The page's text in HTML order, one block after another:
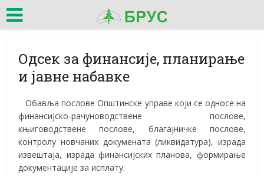
Одсек за финансије, планирање
и јавне набавке
Обавља послове Општинске управе који се односе на
финансијско-рачуноводствене послове,
књиговодствене послове, благајничке послове,
контролу новчаних докумената (ликвидатура), израда
извештаја, израда финансијских планова, формирање
документације за исплату.